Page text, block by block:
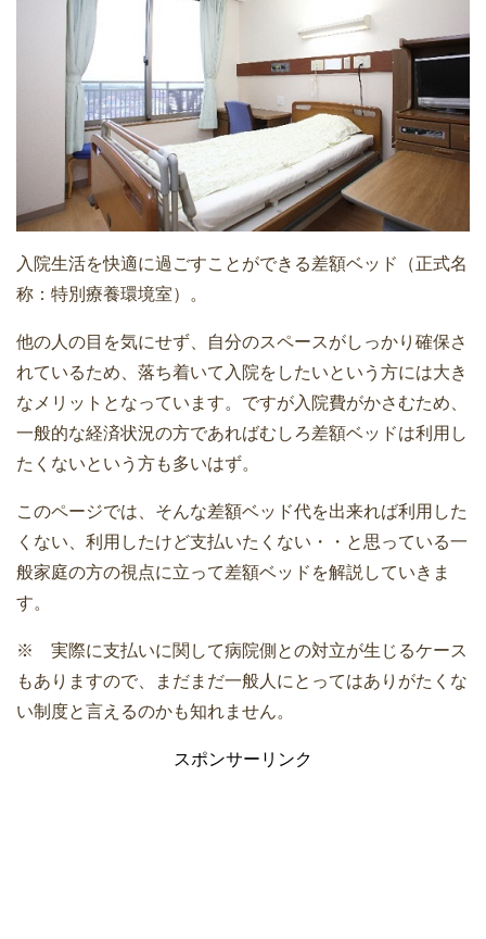
入院生活を快適に過ごすことができる差額ベッド（正式名
称：特別療養環境室）。
他の人の目を気にせず、自分のスペースがしっかり確保さ
れているため、落ち着いて入院をしたいという方には大き
なメリットとなっています。ですが入院費がかさむため、
一般的な経済状況の方であればむしろ差額ベッドは利用し
たくないという方も多いはず。
このページでは、そんな差額ベッド代を出来れば利用した
くない、利用したけど支払いたくない・・と思っている一
般家庭の方の視点に立って差額ベッドを解説していきま
す。
※ 実際に支払いに関して病院側との対立が生じるケース
もありますので、まだまだ一般人にとってはありがたくな
い制度と言えるのかも知れません。
スポンサーリンク